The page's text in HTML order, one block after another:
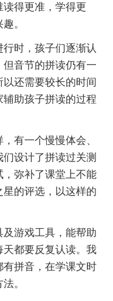
得更准，学得更
。
时，孩子们逐渐认
音节的拼读仍有一
还需要较长的时间
助孩子拼读的过程
有一个慢慢体会、
设计了拼读过关测
弥补了课堂上不能
的评选，以这样的
游戏工具，能帮助
都要反复认读。我
拼音，在学课文时
。